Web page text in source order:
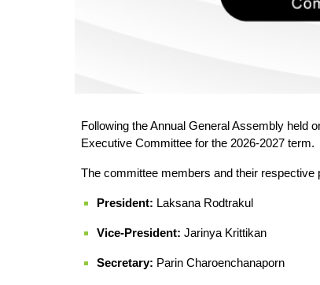
Following the Annual General Assembly held
Executive Committee for the 2026-2027 term.
The committee members and their respective
President: Laksana Rodtrakul
Vice-President: Jarinya Krittikan
Secretary: Parin Charoenchanaporn